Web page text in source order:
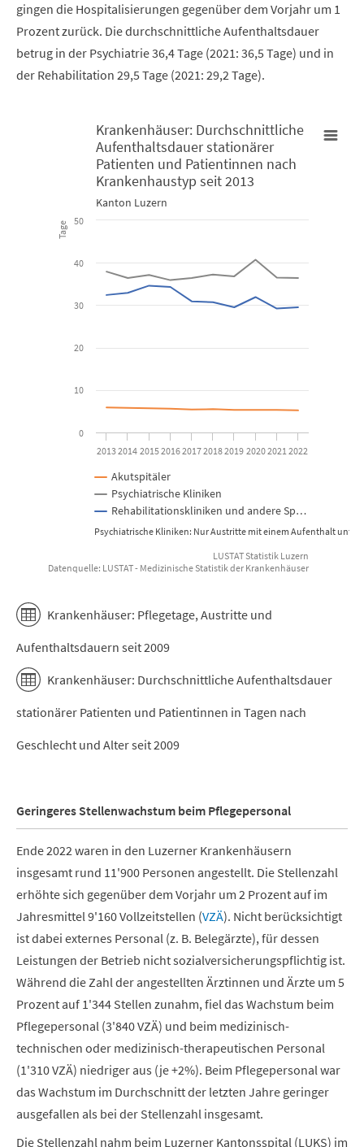
gingen die Hospitalisierungen gegenüber dem Vorjahr um 1
Prozent zurück. Die durchschnittliche Aufenthaltsdauer
betrug in der Psychiatrie 36,4 Tage (2021: 36,5 Tage) und in
der Rehabilitation 29,5 Tage (2021: 29,2 Tage).
Krankenhäuser: Durchschnittliche Aufenthaltsdauer
Line chart with 3 lines.
Kanton Luzern
View as data table, Krankenhäuser: Durchschnittliche
The chart has 1 X axis displaying categories.
The chart has 1 Y axis displaying Tage. Data ranges from 5.2 to
Psychiatrische Kliniken: Nur Austritte mit einem Aufenthalt unter
Tage
Krankenhäuser: Durchschnittliche
Aufenthaltsdauer stationärer
Patienten und Patientinnen nach
Krankenhaustyp seit 2013
Kanton Luzern
Akutspitäler
Psychiatrische Kliniken
Rehabilitationskliniken und andere Sp…
20132014 20152016201720182019 202020212022
0
10
20
30
40
50
LUSTAT Statistik Luzern
Datenquelle: LUSTAT - Medizinische Statistik der Krankenhäuser
Krankenhäuser: Pflegetage, Austritte und
Aufenthaltsdauern seit 2009
Krankenhäuser: Durchschnittliche Aufenthaltsdauer
stationärer Patienten und Patientinnen in Tagen nach
Geschlecht und Alter seit 2009
Geringeres Stellenwachstum beim Pflegepersonal
Ende 2022 waren in den Luzerner Krankenhäusern
insgesamt rund 11'900 Personen angestellt. Die Stellenzahl
erhöhte sich gegenüber dem Vorjahr um 2 Prozent auf im
Jahresmittel 9'160 Vollzeitstellen (VZÄ). Nicht berücksichtigt
ist dabei externes Personal (z. B. Belegärzte), für dessen
Leistungen der Betrieb nicht sozialversicherungspflichtig ist.
Während die Zahl der angestellten Ärztinnen und Ärzte um 5
Prozent auf 1'344 Stellen zunahm, fiel das Wachstum beim
Pflegepersonal (3'840 VZÄ) und beim medizinisch-
technischen oder medizinisch-therapeutischen Personal
(1'310 VZÄ) niedriger aus (je +2%). Beim Pflegepersonal war
das Wachstum im Durchschnitt der letzten Jahre geringer
ausgefallen als bei der Stellenzahl insgesamt.
Die Stellenzahl nahm beim Luzerner Kantonsspital (LUKS) im